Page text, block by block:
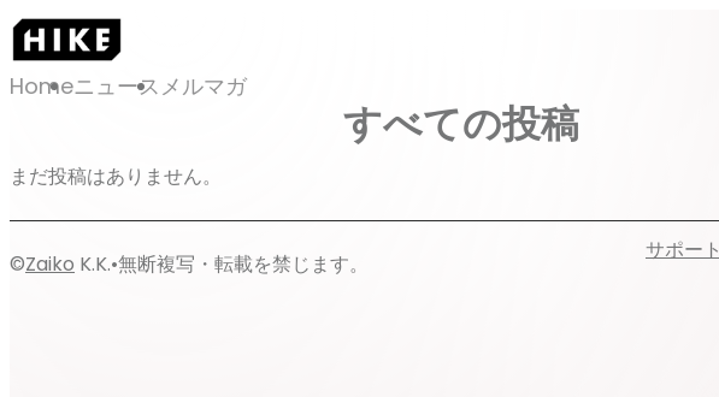
Homeニュースメルマガ
すべての投稿
まだ投稿はありません。
サポート
©Zaiko K.K.•無断複写・転載を禁じます。